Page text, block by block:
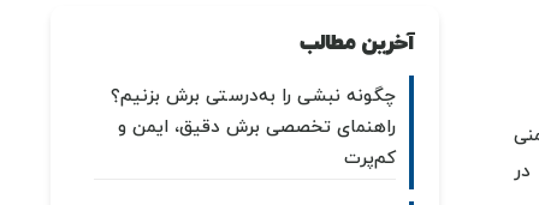
در
آخرین مطالب
چگونه نبشی را به‌درستی برش بزنیم؟
راهنمای تخصصی برش دقیق، ایمن و
کم‌پرت